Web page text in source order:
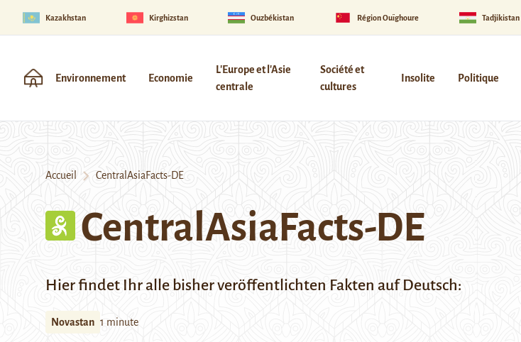
Kazakhstan Kirghizstan Ouzbékistan Région Ouïghoure Tadjikistan
Environnement Economie
L'Europe et l'Asie
centrale
Société et
cultures
Insolite Politique
Accueil CentralAsiaFacts-DE
CentralAsiaFacts-DE
Hier findet Ihr alle bisher veröffentlichten Fakten auf Deutsch:
Novastan 1 minute